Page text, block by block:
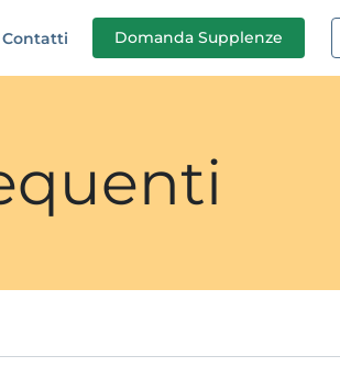
Contatti Domanda Supplenze